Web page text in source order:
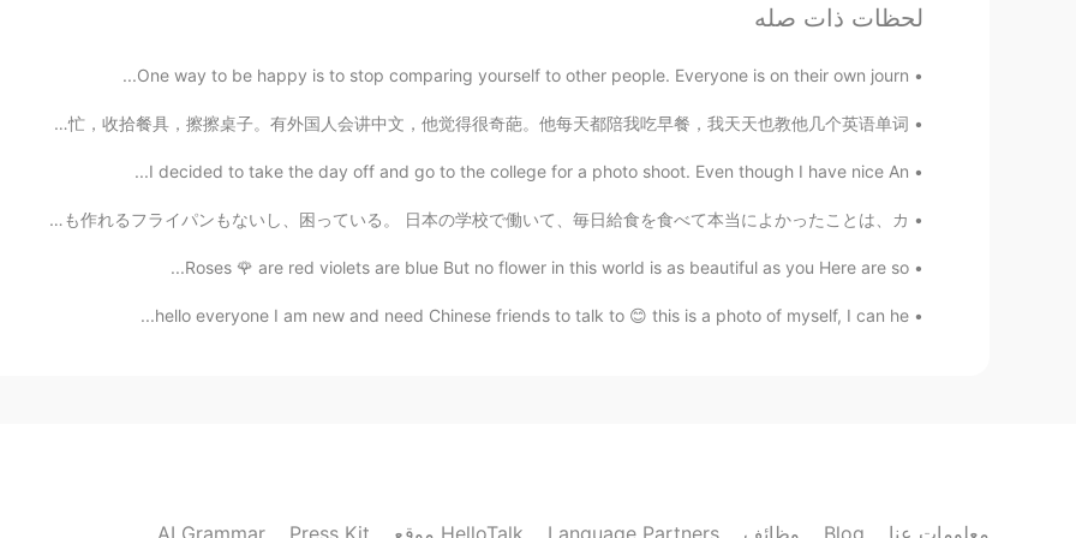
FR
EN
😍
CN
EN
优秀
لحظات ذات صله
One way to be happy is to stop comparing yourself to other people. Everyone is on their own journ...
我在台湾留学的时候，每天早上去楼下的餐厅吃早饭。这个小伙子是餐厅老板的儿子，每天都陪父母帮帮忙，收拾餐具，擦擦桌子。有外国人会讲中文，他觉得很奇葩。他每天都陪我吃早餐，我天天也教他几个英语单词。...
I decided to take the day off and go to the college for a photo shoot. Even though I have nice An...
カレイ丸ごと唐揚げがマジで食べたいけど、ここらへんでは丸ごとカレイなんて買えないし、そもそも作れるフライパンもないし、困っている。 日本の学校で働いて、毎日給食を食べて本当によかったことは、カ...
Roses 🌹 are red violets are blue But no flower in this world is as beautiful as you Here are so...
hello everyone I am new and need Chinese friends to talk to 😊 this is a photo of myself, I can he...
AI Grammar Press Kit موقع HelloTalk Language Partners وظائف Blog معلومات عنا